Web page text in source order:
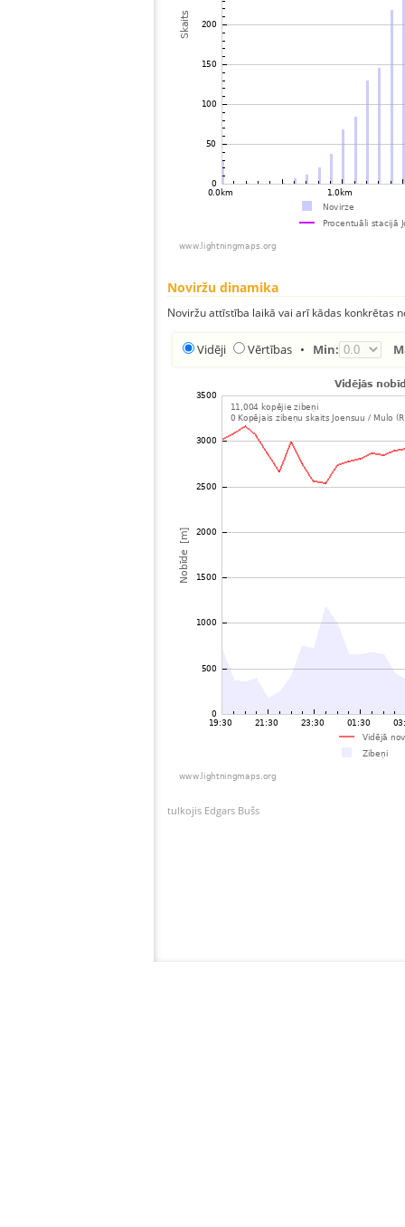
Noviržu dinamika
Noviržu attīstība laikā vai arī kādas konkrētas
Vidēji Vērtības • Min:
tulkojis Edgars Bušs